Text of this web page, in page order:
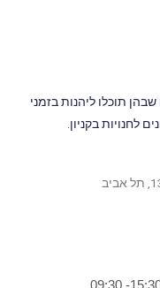
תוכלו ליהנות בזמני
לחנויות בקניון.
15:30-